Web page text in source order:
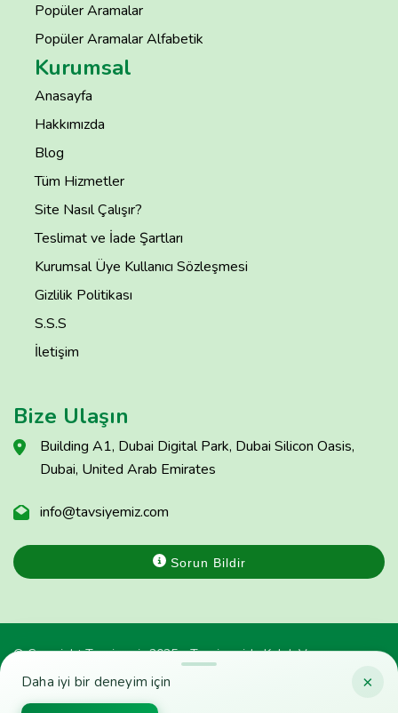
×
Daha iyi bir deneyim için
Popüler Aramalar
Popüler Aramalar Alfabetik
Kurumsal
Anasayfa
Hakkımızda
Blog
Tüm Hizmetler
Site Nasıl Çalışır?
Teslimat ve İade Şartları
Kurumsal Üye Kullanıcı Sözleşmesi
Gizlilik Politikası
S.S.S
İletişim
Bize Ulaşın
Building A1, Dubai Digital Park, Dubai Silicon Oasis,
Dubai, United Arab Emirates
info@tavsiyemiz.com
Sorun Bildir
© Copyright Tavsiyemiz 2025 - Tavsiyemiz'e Kulak Ver